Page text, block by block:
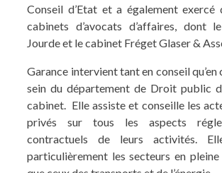
Conseil d’Etat et a également exercé
cabinets d’avocats d’affaires, dont
Jourde et le cabinet Fréget Glaser &
Garance intervient tant en conseil
sein du département de Droit public
cabinet. Elle assiste et conseille les
privés sur tous les aspects
contractuels de leurs activités.
particulièrement les secteurs en